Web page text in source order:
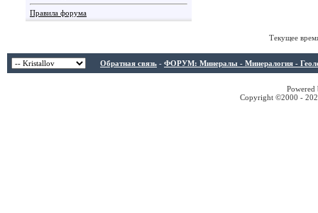
Правила форума
Текущее
Обратная связь - ФОРУМ: Минералы - Минералогия -
Copyright ©2000 -